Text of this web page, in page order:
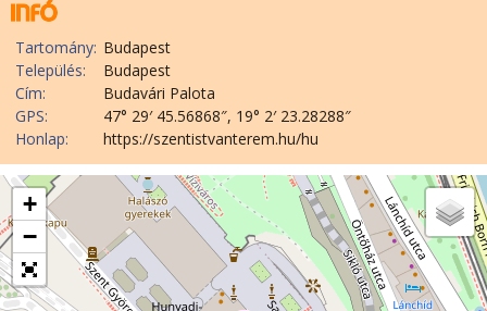
Tartomány: Budapest
Település:
Budapest
Cím:
Budavári Palota
GPS:
47° 29′ 45.56868″, 19° 2′ 23.28288″
Honlap:
https://szentistvanterem.hu/hu
+
−